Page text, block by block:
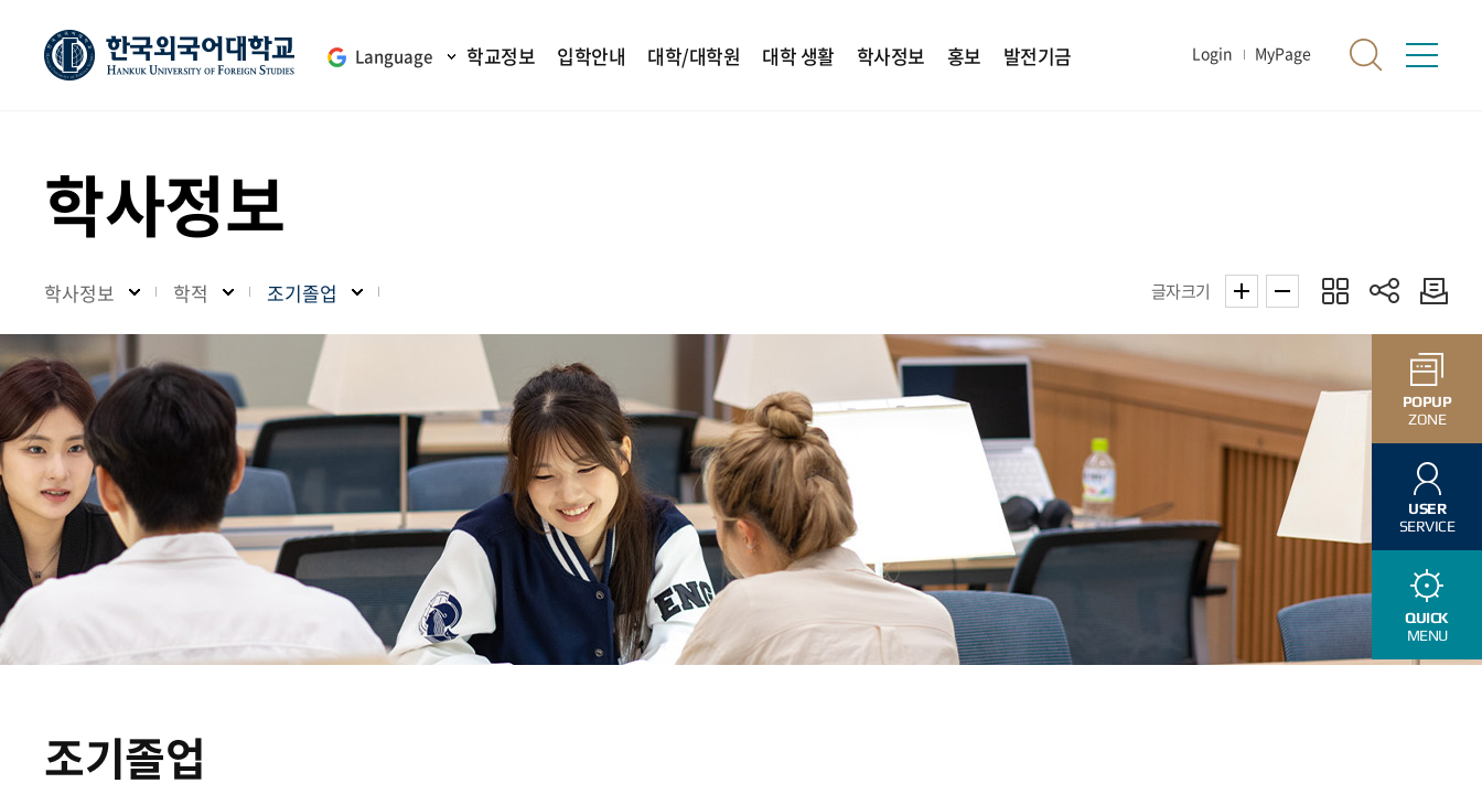
Language 학교정보 입학안내 대학/대학원 대학 생활 학사정보 홍보 발전기금 Login MyPage
POPUP
ZONE
USER
SERVICE
QUICK
MENU
학사정보
학사정보 학적 조기졸업 글자크기
조기졸업